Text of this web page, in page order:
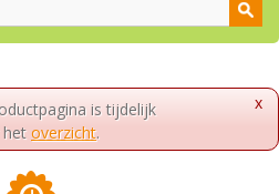
x
is tijdelijk
het overzicht.